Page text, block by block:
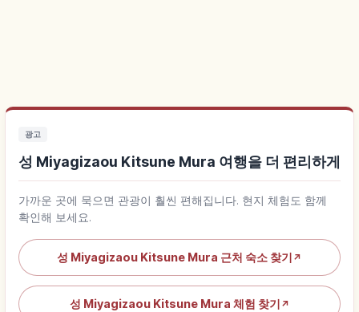
광고
성 Miyagizaou Kitsune Mura 여행을 더 편리하게
가까운 곳에 묵으면 관광이 훨씬 편해집니다. 현지 체험도 함께
확인해 보세요.
성 Miyagizaou Kitsune Mura 근처 숙소 찾기 ↗
성 Miyagizaou Kitsune Mura 체험 찾기 ↗